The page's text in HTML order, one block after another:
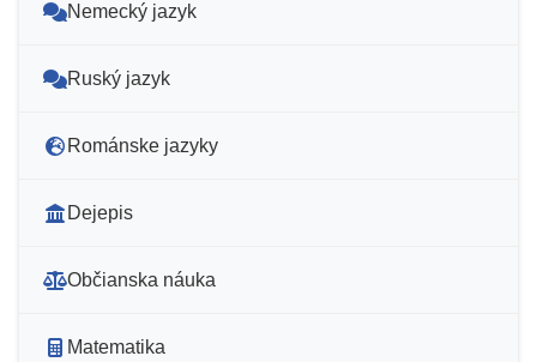
Nemecký jazyk
Ruský jazyk
Románske jazyky
Dejepis
Občianska náuka
Matematika